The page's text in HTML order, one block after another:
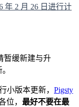
年 2 月 26 日进行计
暂缓新建与升
小版本更新， Pigsty
位， 最好不要在最